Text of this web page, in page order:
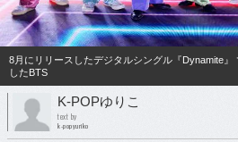
8月にリリースしたデジタルシングル『Dynamite』
したBTS
K-POPゆりこ
text by
k-popyuriko